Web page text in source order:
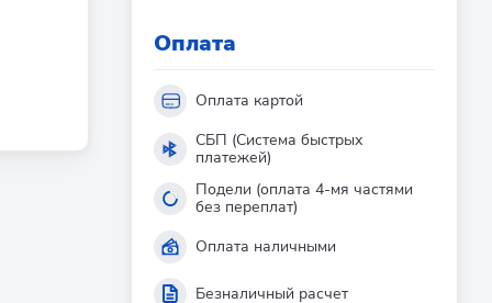
Оплата
Оплата картой
СБП (Система быстрых
платежей)
Подели (оплата 4-мя частями
без переплат)
Оплата наличными
Безналичный расчет